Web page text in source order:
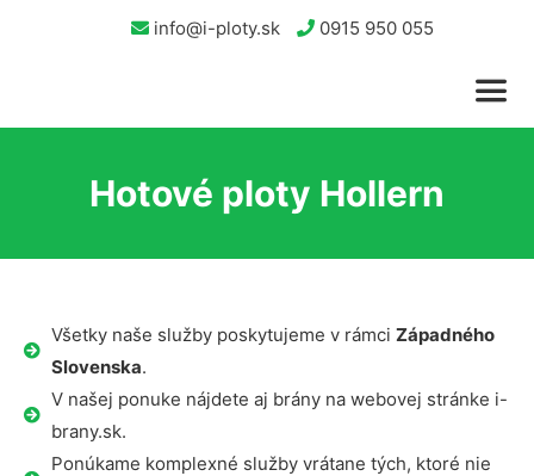
info@i-ploty.sk 0915 950 055
Hotové ploty Hollern
Všetky naše služby poskytujeme v rámci Západného
Slovenska.
V našej ponuke nájdete aj brány na webovej stránke i-
brany.sk.
Ponúkame komplexné služby vrátane tých, ktoré nie